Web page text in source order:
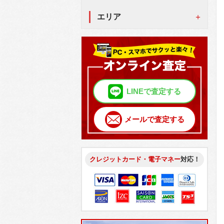
エリア
LINEで査定する
メールで査定する
クレジットカード・電子マネー対応！